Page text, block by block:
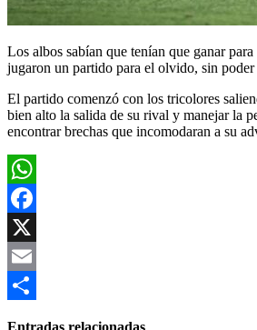
Los albos sabían que tenían que ganar
jugaron un partido para el olvido, sin
El partido comenzó con los tricolores
bien alto la salida de su rival y manejar la
encontrar brechas que incomodaran a su
WhatsApp
Facebook
X
Email
Entradas relacionadas